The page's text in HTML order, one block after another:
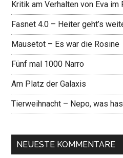
Kritik am Verhalten von Eva
Fasnet 4.0 – Heiter geht’s
Mausetot – Es war die Rosine
Fünf mal 1000 Narro
Am Platz der Galaxis
Tierweihnacht – Nepo, was
NEUESTE KOMMENTARE